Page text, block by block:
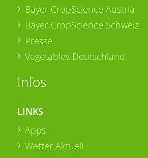
Bayer CropScience Austria
Bayer CropScience Schweiz
Presse
Vegetables Deutschland
Infos
LINKS
Apps
Wetter Aktuell